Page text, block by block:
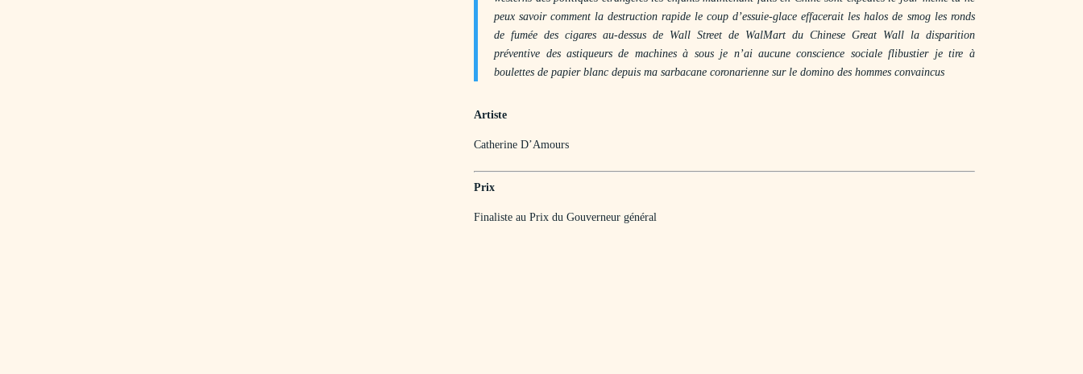
peux savoir comment la destruction rapide le coup d’essuie-glace effacerait les halos de smog les ronds
de fumée des cigares au-dessus de Wall Street de WalMart du Chinese Great Wall la disparition
préventive des astiqueurs de machines à sous je n’ai aucune conscience sociale flibustier je tire à
boulettes de papier blanc depuis ma sarbacane coronarienne sur le domino des hommes convaincus
Artiste
Catherine D’Amours
Prix
Finaliste au Prix du Gouverneur général